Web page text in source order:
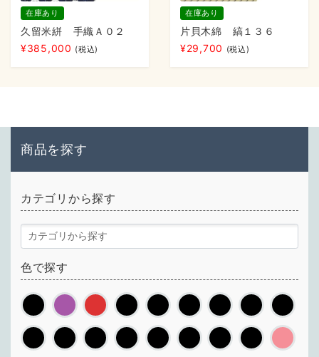
在庫あり
久留米絣 手織Ａ０２
¥385,000 (税込)
在庫あり
片貝木綿 縞１３６
¥29,700 (税込)
商品を探す
カテゴリから探す
色で探す